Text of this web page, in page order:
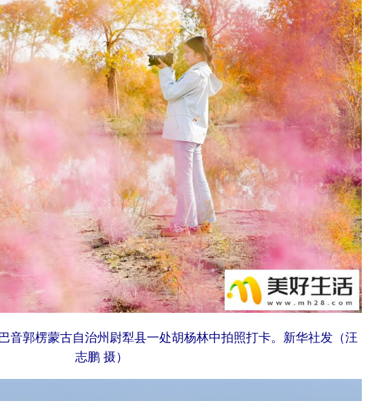
音郭楞蒙古自治州尉犁县一处胡杨林中拍照打卡。 新华社发（汪
志鹏 摄）